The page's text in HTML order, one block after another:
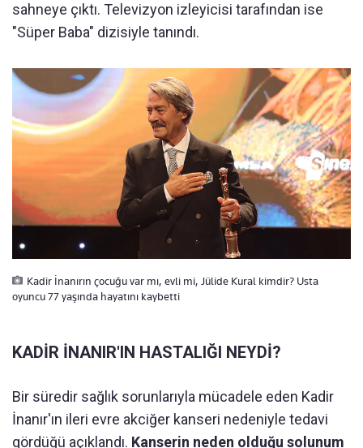
sahneye çıktı. Televizyon izleyicisi tarafından ise
"Süper Baba" dizisiyle tanındı.
Kadir İnanırın çocuğu var mı, evli mi, Jülide Kural kimdir? Usta
oyuncu 77 yaşında hayatını kaybetti
KADİR İNANIR'IN HASTALIĞI NEYDİ?
Bir süredir sağlık sorunlarıyla mücadele eden Kadir
İnanır'ın ileri evre akciğer kanseri nedeniyle tedavi
gördüğü açıklandı. Kanserin neden olduğu solunum